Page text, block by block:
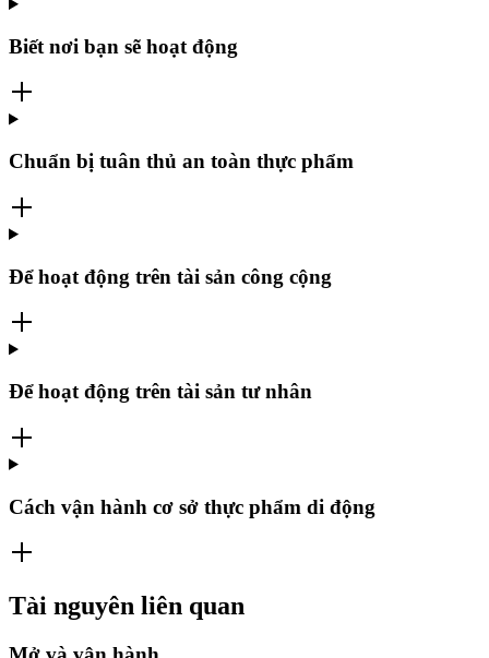
Biết nơi bạn sẽ hoạt động
Chuẩn bị tuân thủ an toàn thực phẩm
Để hoạt động trên tài sản công cộng
Để hoạt động trên tài sản tư nhân
Cách vận hành cơ sở thực phẩm di động
Tài nguyên liên quan